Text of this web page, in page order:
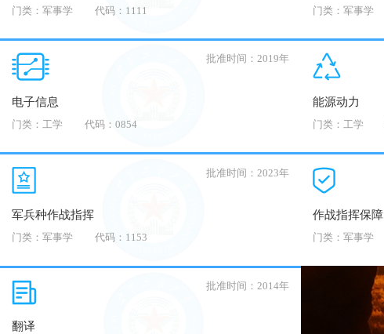
门类：军事学 代码：1111 门类：军事学
批准时间：2019年
电子信息
门类：工学 代码：0854
能源动力
门类：工学
批准时间：2023年
军兵种作战指挥
门类：军事学 代码：1153
作战指挥保障
门类：军事学
批准时间：2014年
翻译